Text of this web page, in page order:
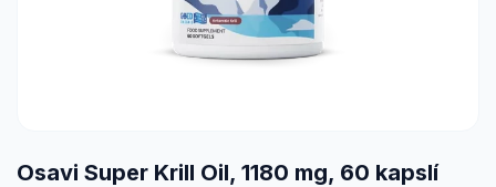
Osavi Super Krill Oil, 1180 mg, 60 kapslí